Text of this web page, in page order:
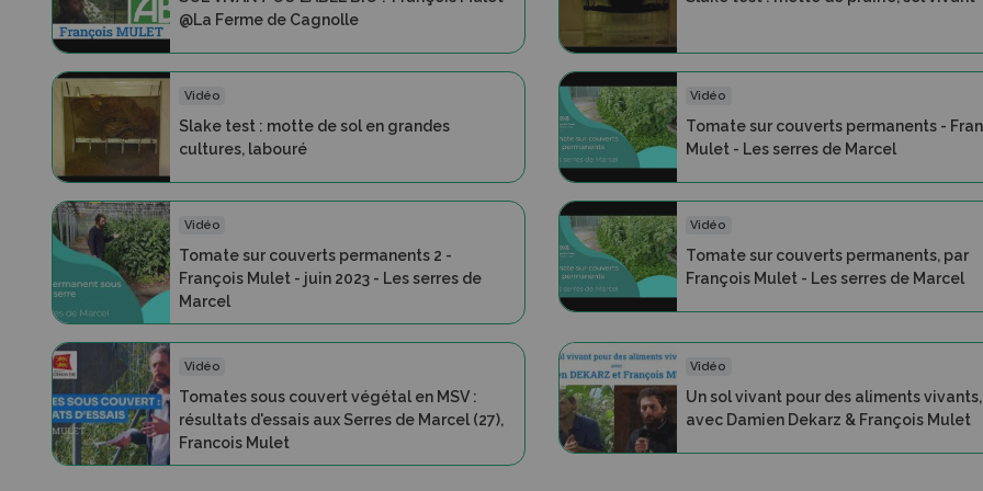
@La Ferme de Cagnolle
Vidéo
Slake test : motte de sol en grandes
cultures, labouré
Vidéo
Tomate sur couverts permanents -
Mulet - Les serres de Marcel
Vidéo
Tomate sur couverts permanents 2 -
François Mulet - juin 2023 - Les serres de
Marcel
Vidéo
Tomate sur couverts permanents, par
François Mulet - Les serres de Marcel
Vidéo
Tomates sous couvert végétal en MSV :
résultats d'essais aux Serres de Marcel (27),
Francois Mulet
Vidéo
Un sol vivant pour des aliments vivants,
avec Damien Dekarz & François Mulet